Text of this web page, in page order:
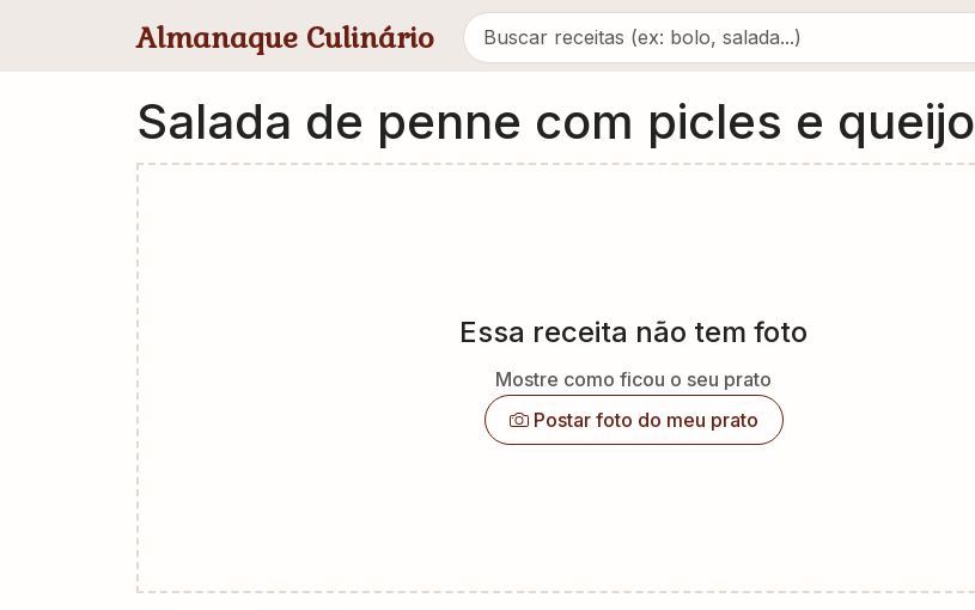
Almanaque Culinário
Salada de penne com picles e queijo
Essa receita não tem foto
Mostre como ficou o seu prato
Postar foto do meu prato